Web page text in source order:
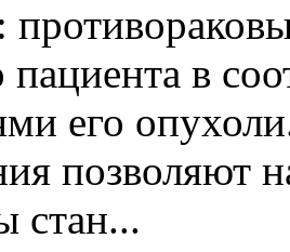
пациента в
его
позволяют
стан...